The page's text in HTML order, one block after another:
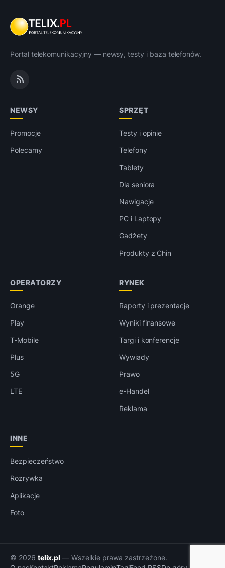
Portal telekomunikacyjny — newsy, testy i baza telefonów.
NEWSY
Promocje
Polecamy
SPRZĘT
Testy i opinie
Telefony
Tablety
Dla seniora
Nawigacje
PC i Laptopy
Gadżety
Produkty z Chin
OPERATORZY
Orange
Play
T-Mobile
Plus
5G
LTE
RYNEK
Raporty i prezentacje
Wyniki finansowe
Targi i konferencje
Wywiady
Prawo
e-Handel
Reklama
INNE
Bezpieczeństwo
Rozrywka
Aplikacje
Foto
© 2026 telix.pl — Wszelkie prawa zastrzeżone.